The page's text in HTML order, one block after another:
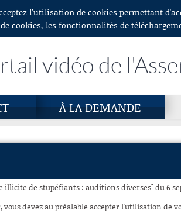
l’utilisation de cookies permettant
cookies, les fonctionnalités de
vidéo de
À LA DEMANDE
illicite de stupéfiants : auditions diverses" du 6
vous devez au préalable accepter l'utilisation de